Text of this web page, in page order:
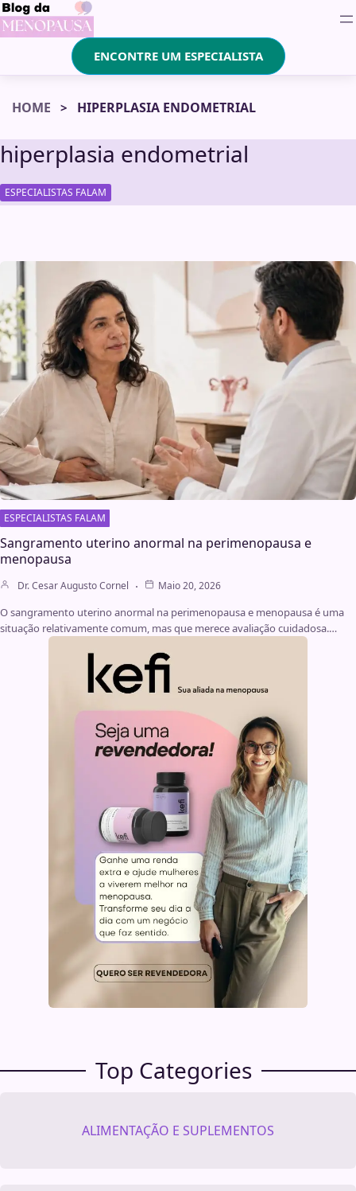
ENCONTRE UM ESPECIALISTA
HOME HIPERPLASIA ENDOMETRIAL
hiperplasia endometrial
ESPECIALISTAS FALAM
ESPECIALISTAS FALAM
Sangramento uterino anormal na perimenopausa e
menopausa
Dr. Cesar Augusto Cornel Maio 20, 2026
O sangramento uterino anormal na perimenopausa e menopausa é uma
situação relativamente comum, mas que merece avaliação cuidadosa.…
Top Categories
ALIMENTAÇÃO E SUPLEMENTOS